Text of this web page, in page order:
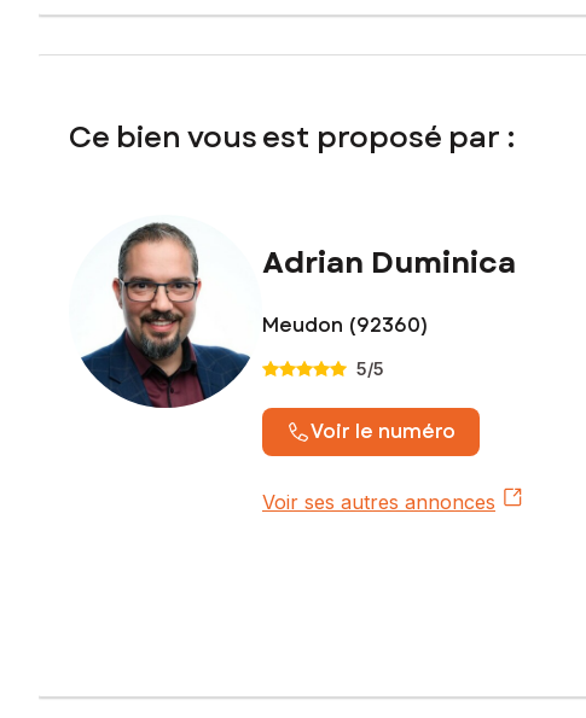
Ce bien vous est proposé par :
Adrian Duminica
Meudon (92360)
5/5
Voir le numéro
Voir ses autres annonces